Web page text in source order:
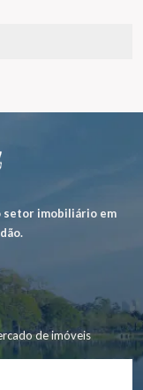
setor imobiliário em
de imóveis